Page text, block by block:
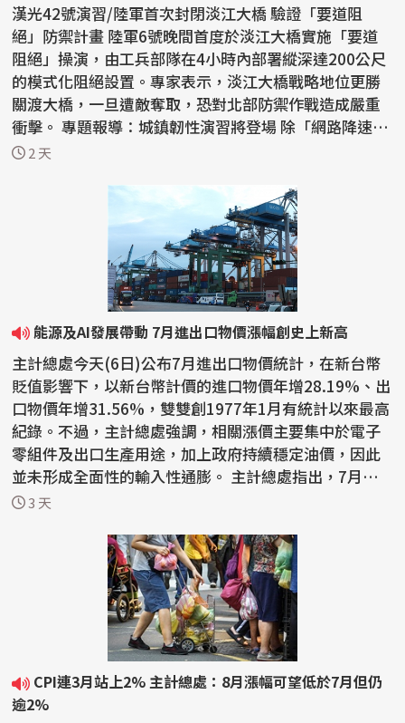
漢光42號演習/陸軍首次封閉淡江大橋 驗證「要道阻
絕」防禦計畫 陸軍6號晚間首度於淡江大橋實施「要道
阻絕」操演，由工兵部隊在4小時內部署縱深達200公尺
的模式化阻絕設置。專家表示，淡江大橋戰略地位更勝
關渡大橋，一旦遭敵奪取，恐對北部防禦作戰造成嚴重
衝擊。 專題報導：城鎮韌性演習將登場 除「網路降速、
躲3...
2 天
能源及AI發展帶動 7月進出口物價漲幅創史上新高
主計總處今天(6日)公布7月進出口物價統計，在新台幣
貶值影響下，以新台幣計價的進口物價年增28.19%、出
口物價年增31.56%，雙雙創1977年1月有統計以來最高
紀錄。不過，主計總處強調，相關漲價主要集中於電子
零組件及出口生產用途，加上政府持續穩定油價，因此
並未形成全面性的輸入性通膨。 主計總處指出，7月生
產者...
3 天
逾2%